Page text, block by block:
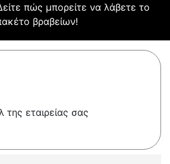
πώς μπορείτε να λάβετε το
βραβείων!
της εταιρείας σας